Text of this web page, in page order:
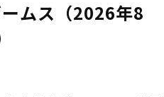
ームス（2026年8